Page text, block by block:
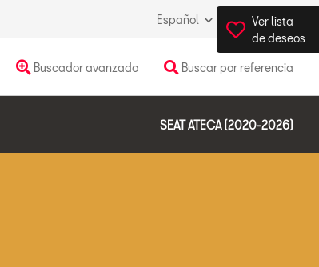
Español España
Buscador avanzado Buscar por referencia
Ver lista
de deseos
SEAT ATECA (2020-2026)